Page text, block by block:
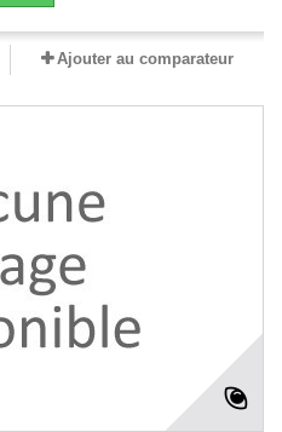
Ajouter au comparateur